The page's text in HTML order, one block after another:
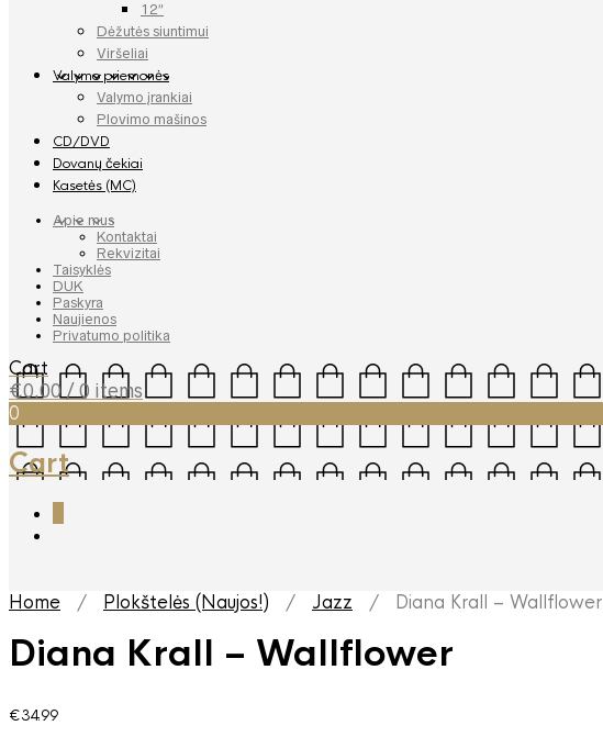
12″
Dėžutės siuntimui
Viršeliai
Valymo priemonės
Valymo įrankiai
Plovimo mašinos
CD/DVD
Dovanų čekiai
Kasetės (MC)
Apie mus
Kontaktai
Rekvizitai
Taisyklės
DUK
Paskyra
Naujienos
Privatumo politika
Cart
€0.00 / 0 items
0
Cart
Home / Plokštelės (Naujos!) / Jazz / Diana Krall – Wallflower
Diana Krall – Wallflower
€34.99